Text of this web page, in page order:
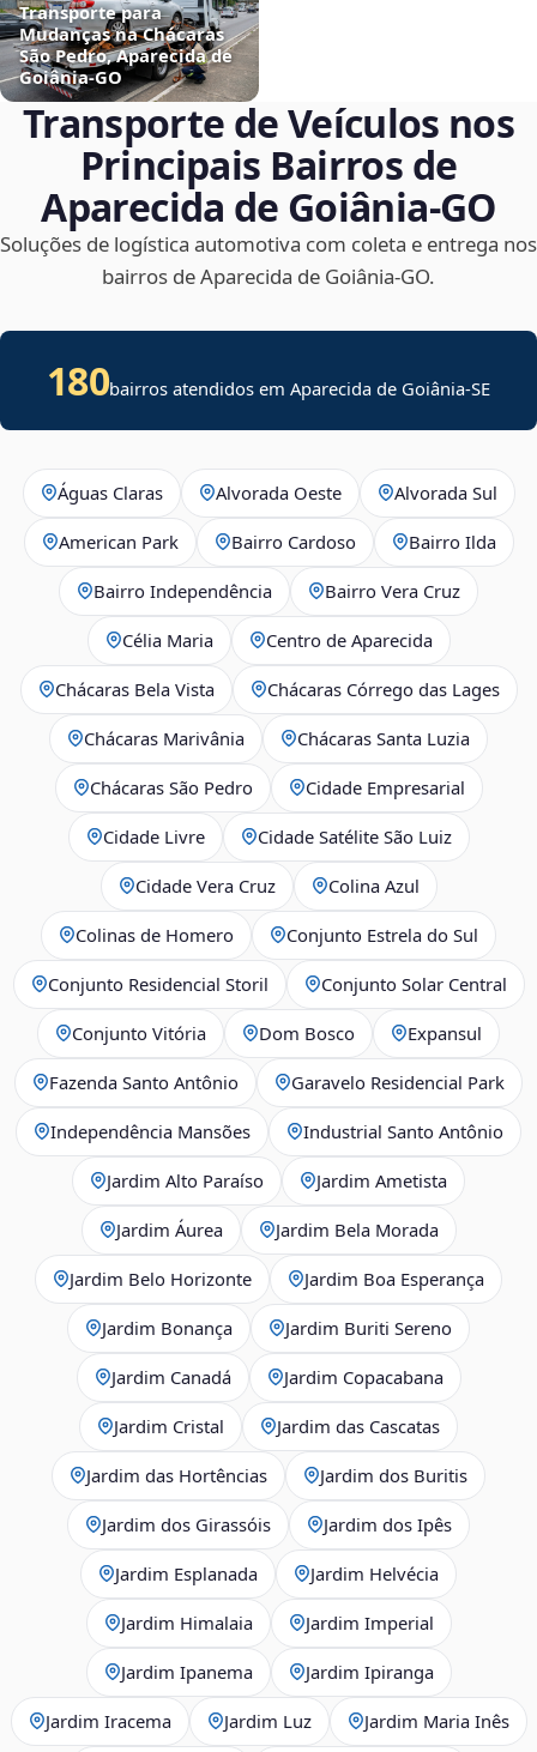
Transporte para
Mudanças na Chácaras
São Pedro, Aparecida de
Goiânia‑GO
Transporte de Veículos nos
Principais Bairros de
Aparecida de Goiânia‑GO
Soluções de logística automotiva com coleta e entrega nos
bairros de Aparecida de Goiânia‑GO.
180bairros atendidos emAparecida de Goiânia-SE
Águas Claras Alvorada Oeste Alvorada Sul
American Park Bairro Cardoso Bairro Ilda
Bairro Independência Bairro Vera Cruz
Célia Maria Centro de Aparecida
Chácaras Bela Vista Chácaras Córrego das Lages
Chácaras Marivânia Chácaras Santa Luzia
Chácaras São Pedro Cidade Empresarial
Cidade Livre Cidade Satélite São Luiz
Cidade Vera Cruz Colina Azul
Colinas de Homero Conjunto Estrela do Sul
Conjunto Residencial Storil Conjunto Solar Central
Conjunto Vitória Dom Bosco Expansul
Fazenda Santo Antônio Garavelo Residencial Park
Independência Mansões Industrial Santo Antônio
Jardim Alto Paraíso Jardim Ametista
Jardim Áurea Jardim Bela Morada
Jardim Belo Horizonte Jardim Boa Esperança
Jardim Bonança Jardim Buriti Sereno
Jardim Canadá Jardim Copacabana
Jardim Cristal Jardim das Cascatas
Jardim das Hortências Jardim dos Buritis
Jardim dos Girassóis Jardim dos Ipês
Jardim Esplanada Jardim Helvécia
Jardim Himalaia Jardim Imperial
Jardim Ipanema Jardim Ipiranga
Jardim Iracema Jardim Luz Jardim Maria Inês